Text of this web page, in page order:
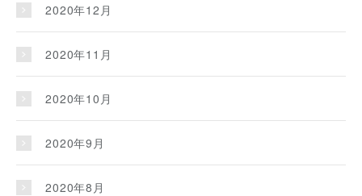
2020年12月
2020年11月
2020年10月
2020年9月
2020年8月